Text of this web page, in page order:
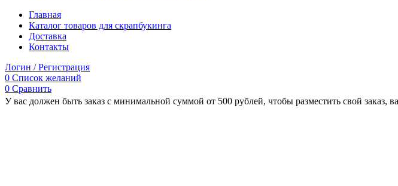
Главная
Каталог товаров для скрапбукинга
Доставка
Контакты
Логин / Регистрация
0 Список желаний
0 Сравнить
У вас должен быть заказ с минимальной суммой от 500 рублей, чтобы разместить свой заказ,